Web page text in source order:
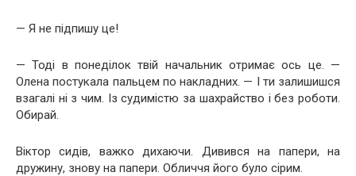
— Я не підпишу це!
— Тоді в понеділок твій начальник отримає ось це. —
Олена постукала пальцем по накладних. — І ти залишишся
взагалі ні з чим. Із судимістю за шахрайство і без роботи.
Обирай.
Віктор сидів, важко дихаючи. Дивився на папери, на
дружину, знову на папери. Обличчя його було сірим.